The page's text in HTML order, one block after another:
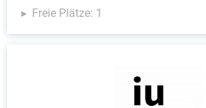
Freie Plätze: 1